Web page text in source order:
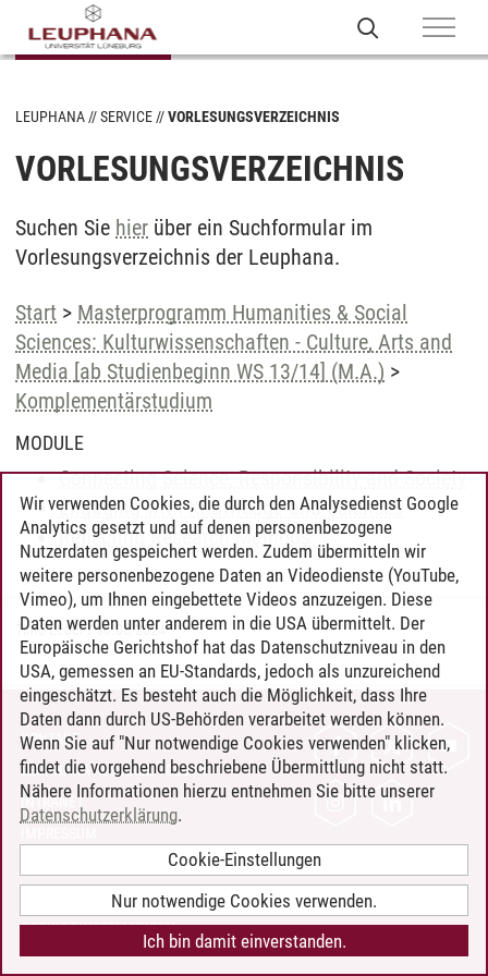
LEUPHANA SERVICE VORLESUNGSVERZEICHNIS
VORLESUNGSVERZEICHNIS
Suchen Sie hier über ein Suchformular im
Vorlesungsverzeichnis der Leuphana.
Start > Masterprogramm Humanities & Social
Sciences: Kulturwissenschaften - Culture, Arts and
Media [ab Studienbeginn WS 13/14] (M.A.) >
Komplementärstudium
MODULE
Connecting Science, Responsibility and Society
Engaging with Knowledge and Sciences
Reflecting Research Methods
Timo Leder/30.06.2024
KONTAKT
LEUPHANA ALS ARBEITGEBER
INTRANET
BARRIEREFREIHEIT
COOKIE-EINSTELLUNGEN
Wir verwenden Cookies, die durch den Analysedienst Google
Analytics gesetzt und auf denen personenbezogene
Nutzerdaten gespeichert werden. Zudem übermitteln wir
weitere personenbezogene Daten an Videodienste (YouTube,
Vimeo), um Ihnen eingebettete Videos anzuzeigen. Diese
Daten werden unter anderem in die USA übermittelt. Der
Europäische Gerichtshof hat das Datenschutzniveau in den
USA, gemessen an EU-Standards, jedoch als unzureichend
eingeschätzt. Es besteht auch die Möglichkeit, dass Ihre
Daten dann durch US-Behörden verarbeitet werden können.
Wenn Sie auf "Nur notwendige Cookies verwenden" klicken,
findet die vorgehend beschriebene Übermittlung nicht statt.
Nähere Informationen hierzu entnehmen Sie bitte unserer
Datenschutzerklärung.
Cookie-Einstellungen
Nur notwendige Cookies verwenden.
Ich bin damit einverstanden.